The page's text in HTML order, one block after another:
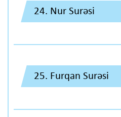
24. Nur Surəsi
25. Furqan Surəsi